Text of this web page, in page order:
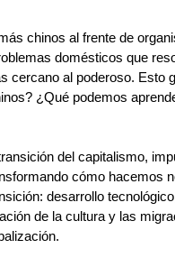
chinos al frente de
domésticos que
cercano al poderoso. Esto
¿Qué podemos
del capitalismo,
cómo hacemos
desarrollo
de la cultura y las